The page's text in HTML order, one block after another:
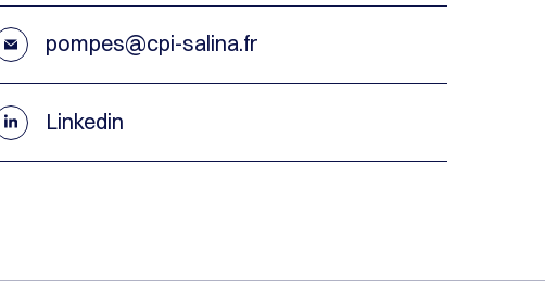
pompes@cpi-salina.fr
Linkedin